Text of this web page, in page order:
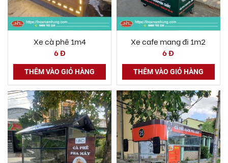
Xe cà phê 1m4
6 Đ
THÊM VÀO GIỎ HÀNG
Xe cafe mang đi 1m2
6 Đ
THÊM VÀO GIỎ HÀNG